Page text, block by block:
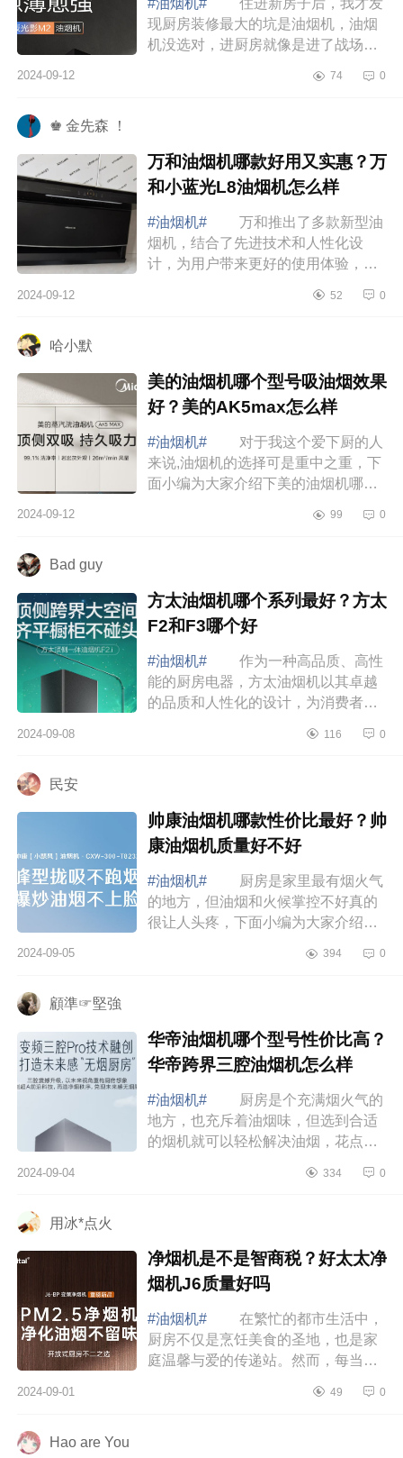
现厨房装修最大的坑是油烟机，油烟
机没选对，进厨房就像是进了战场一
板油烟机哪款性价比高?老板光影M2
2024-09-12 74 0
♚ 金先森 ！
万和油烟机哪款好用又实惠？万
和小蓝光L8油烟机怎么样
#油烟机#
万和推出了多款新型油
烟机，结合了先进技术和人性化设
计，为用户带来更好的使用体验，下
好用又实惠？万和小蓝光L8油烟机怎
2024-09-12 52 0
哈小默
美的油烟机哪个型号吸油烟效果
好？美的AK5max怎么样
#油烟机#
对于我这个爱下厨的人
来说,油烟机的选择可是重中之重，下
面小编为大家介绍下美的油烟机哪个
么样 美的油烟机哪个型号吸油烟
2024-09-12 99 0
Bad guy
方太油烟机哪个系列最好？方太
F2和F3哪个好
#油烟机#
作为一种高品质、高性
能的厨房电器，方太油烟机以其卓越
的品质和人性化的设计，为消费者带
小编为大家介绍下方太油烟机哪个系
2024-09-08 116 0
民安
帅康油烟机哪款性价比最好？帅
康油烟机质量好不好
#油烟机#
厨房是家里最有烟火气
的地方，但油烟和火候掌控不好真的
很让人头疼，下面小编为大家介绍下
烟机质量好不好 帅康油烟机哪款
2024-09-05 394 0
顧準☞堅強
华帝油烟机哪个型号性价比高？
华帝跨界三腔油烟机怎么样
#油烟机#
厨房是个充满烟火气的
地方，也充斥着油烟味，但选到合适
的烟机就可以轻松解决油烟，花点心
为大家介绍下华帝油烟机哪个型号性
2024-09-04 334 0
用冰*点火
净烟机是不是智商税？好太太净
烟机J6质量好吗
#油烟机#
在繁忙的都市生活中，
厨房不仅是烹饪美食的圣地，也是家
庭温馨与爱的传递站。然而，每当佳
难以忽视的油烟。下面小编为大家介
2024-09-01 49 0
Hao are You